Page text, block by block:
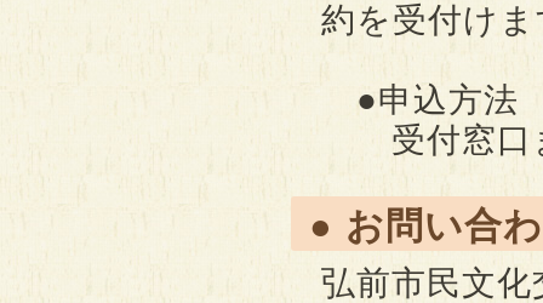
約を受付け
●申込方法
受付窓口ま
● お問い合
弘前市民文